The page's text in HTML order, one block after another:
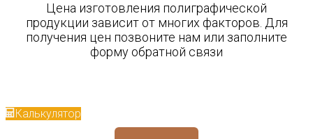
Цена изготовления полиграфической
продукции зависит от многих факторов. Для
получения цен позвоните нам или заполните
форму обратной связи
Калькулятор